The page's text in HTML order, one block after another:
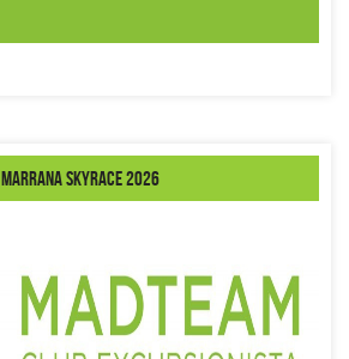
Marrana Skyrace 2026